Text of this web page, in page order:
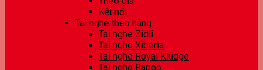
Kết nối
Tai nghe theo hãng
Tai nghe Zidli
Tai nghe Xiberia
Tai nghe Royal Kludge
Tai nghe Rapoo